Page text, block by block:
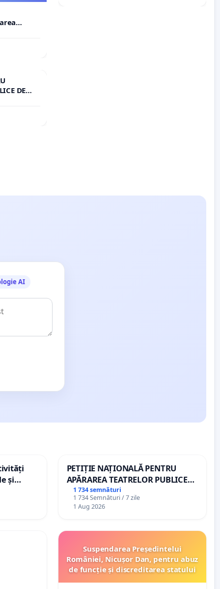
Ciprian
DE
AI
și
PETIȚIE NAȚIONALĂ PENTRU
APĂRAREA TEATRELOR PUBLICE
DE REPERTORIU DIN ROMÂNIA
1 734 semnături
1 734 Semnături / 7 zile
1 Aug 2026
Suspendarea Președintelui
României, Nicușor Dan, pentru abuz
de funcție și discreditarea statului